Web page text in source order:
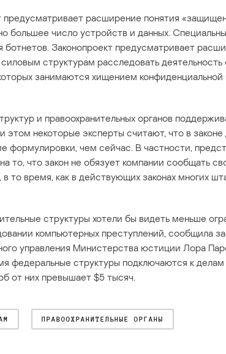
предусматривает расширение понятия
большее число устройств и данных.
ботнетов. Законопроект предусматривает
структурам расследовать деятельность
занимаются хищением
и правоохранительных органов
этом некоторые эксперты считают, что в
формулировки, чем сейчас. В частности,
то, что закон не обязует компании сообщать
то время, как в действующих законах многих
структуры хотели бы видеть меньше
компьютерных преступлений, сообщила
управления Министерства юстиции Лора
федеральные структуры подключаются к
от них превышает $5 тысяч.
ПРАВООХРАНИТЕЛЬНЫЕ ОРГАНЫ